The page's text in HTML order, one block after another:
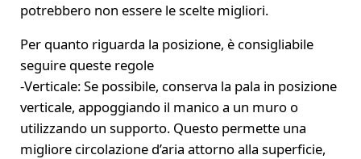
potrebbero non essere le scelte migliori.
Per quanto riguarda la posizione, è consigliabile
seguire queste regole
-Verticale: Se possibile, conserva la pala in posizione
verticale, appoggiando il manico a un muro o
utilizzando un supporto. Questo permette una
migliore circolazione d’aria attorno alla superficie,